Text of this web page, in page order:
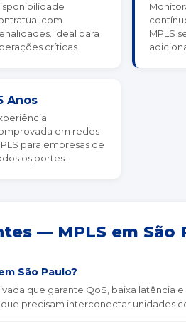
com
Ideal para
críticas.
MPLS
Anos
em redes
para empresas de
os portes.
— MPLS em São
São Paulo?
que garante QoS, baixa latência
precisam interconectar unidades